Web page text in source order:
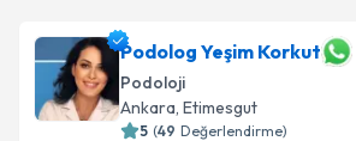
Podolog Yeşim Korkut
Podoloji
Ankara, Etimesgut
5 (49 Değerlendirme)